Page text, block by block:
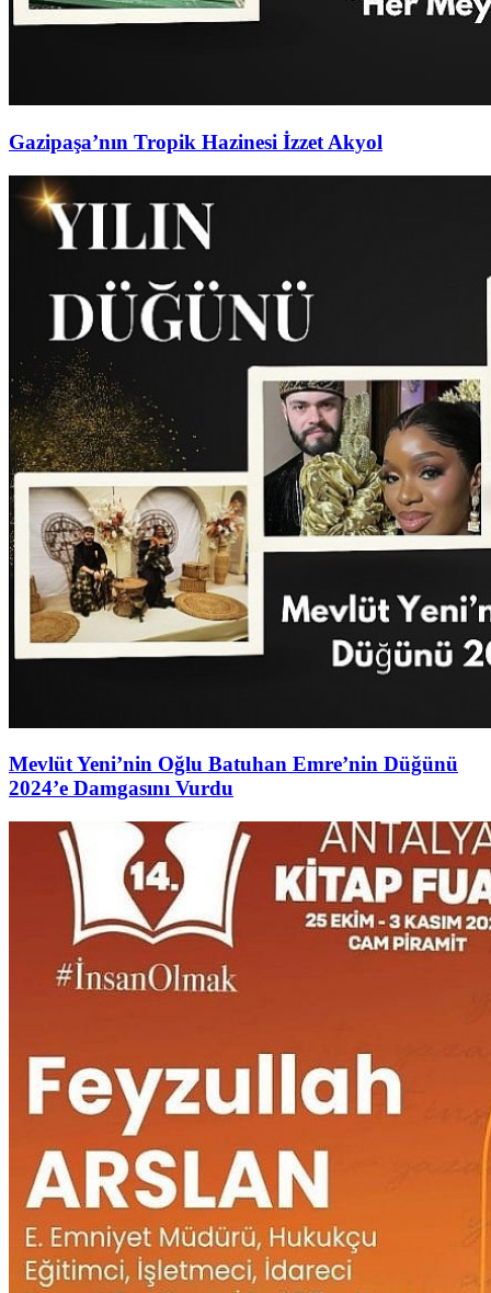
Gazipaşa’nın Tropik Hazinesi İzzet Akyol
Mevlüt Yeni’nin Oğlu Batuhan Emre’nin Düğünü
2024’e Damgasını Vurdu